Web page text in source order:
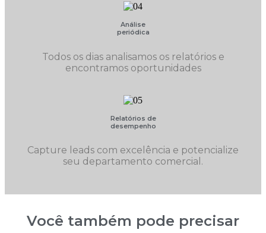
Análise
periódica
Todos os dias analisamos os relatórios e
encontramos oportunidades
Relatórios de
desempenho
Capture leads com excelência e potencialize
seu departamento comercial.
Você também pode precisar